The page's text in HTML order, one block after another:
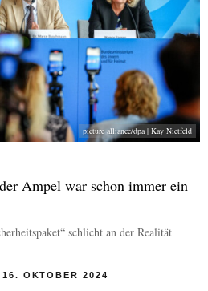
picture alliance/dpa | Kay Nietfeld
Ampel war schon immer ein
schlicht an der Realität
16. OKTOBER 2024